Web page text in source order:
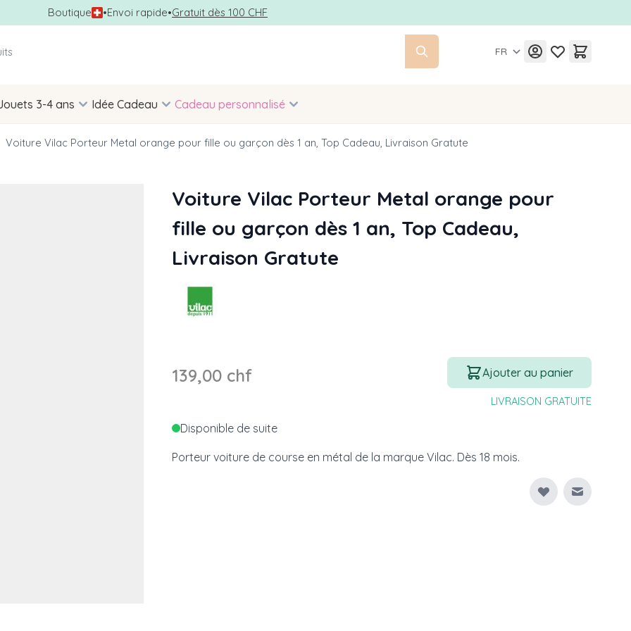
Boutique •Envoi rapide•Gratuit dès 100 CHF
FR
3-4 ans Idée Cadeau Cadeau personnalisé
Voiture Vilac Porteur Metal orange pour fille ou garçon dès 1 an, Top Cadeau, Livraison Gratute
Voiture Vilac Porteur Metal orange pour
fille ou garçon dès 1 an, Top Cadeau,
Livraison Gratute
139,00 chf Quantité
Ajouter au panier
LIVRAISON GRATUITE
Disponible de suite
Porteur voiture de course en métal de la marque Vilac. Dès 18 mois.
Envoyer